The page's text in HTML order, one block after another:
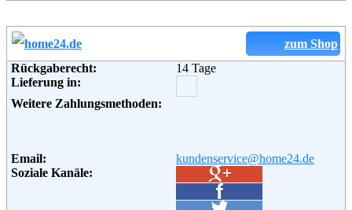
Weitere Zahlungsmethoden:
Adresse:
Bahnhofstraße 10
Email:
service@baur.de
Soziale Kanäle:
zum Shop
Rückgaberecht:
14 Tage
Lieferung in:
Weitere Zahlungsmethoden:
Email:
kundenservice@home24.de
Soziale Kanäle: